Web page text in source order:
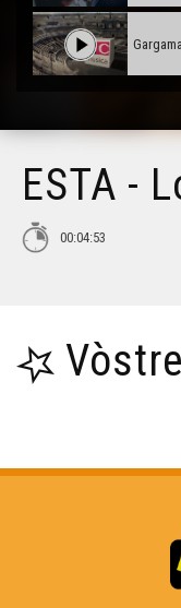
Muriel
ESTA -
00:04:53